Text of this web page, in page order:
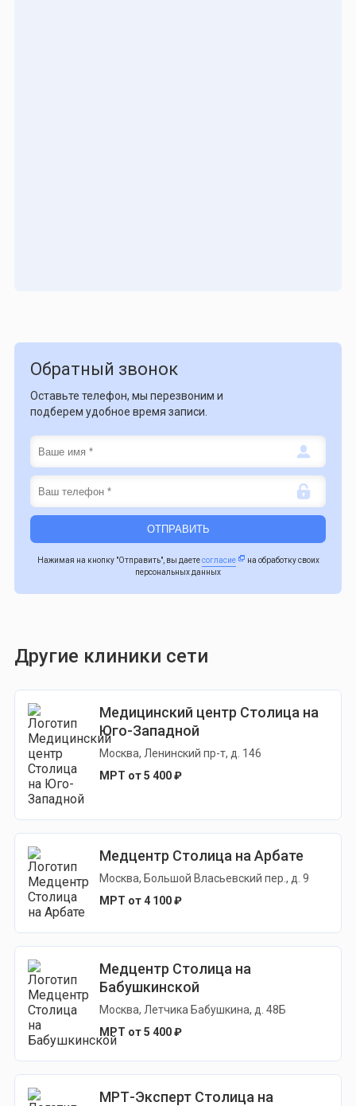
Обратный звонок
Оставьте телефон, мы перезвоним и
подберем удобное время записи.
Нажимая на кнопку "Отправить", вы даетесогласие
на обработку своих
персональных данных
Другие клиники сети
Медицинский центр Столица на
Юго-Западной
Москва, Ленинский пр-т, д. 146
МРТ от 5 400 ₽
Медцентр Столица на Арбате
Москва, Большой Власьевский пер., д. 9
МРТ от 4 100 ₽
Медцентр Столица на
Бабушкинской
Москва, Летчика Бабушкина, д. 48Б
МРТ от 5 400 ₽
МРТ-Эксперт Столица на